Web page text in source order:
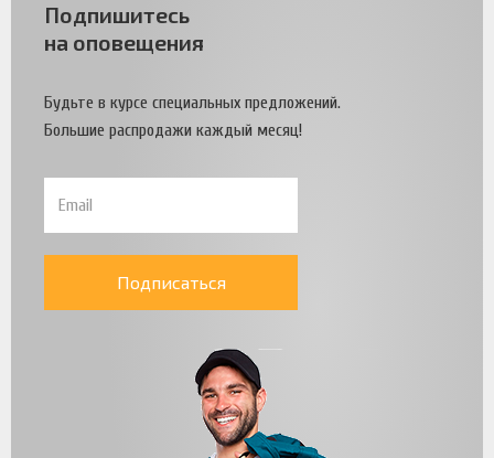
Подпишитесь
на оповещения
Будьте в курсе специальных предложений.
Большие распродажи каждый месяц!
Подписаться